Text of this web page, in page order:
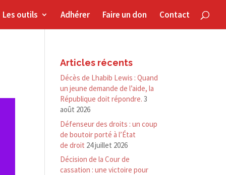
Les outils Adhérer Faire un don Contact
Articles récents
Décès de Lhabib Lewis : Quand
un jeune demande de l’aide, la
République doit répondre. 3
août 2026
Défenseur des droits : un coup
de boutoir porté à l’État
de droit 24 juillet 2026
Décision de la Cour de
cassation : une victoire pour